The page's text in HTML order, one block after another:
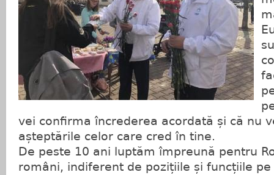
vei confirma încrederea acordată și că nu
așteptările celor care cred în tine.
De peste 10 ani luptăm împreună pentru
români, indiferent de pozițiile și funcțiile